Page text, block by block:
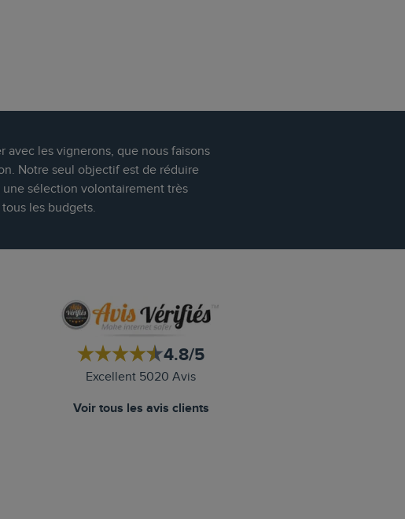
avec les vignerons, que nous faisons
Notre seul objectif est de réduire
sélection volontairement très
les budgets.
4.8/5
Excellent 5020 Avis
Voir tous les avis clients